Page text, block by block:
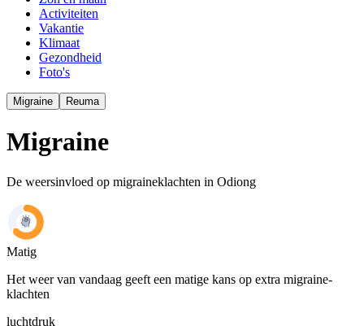
Activiteiten
Vakantie
Klimaat
Gezondheid
Foto's
Migraine Reuma
Migraine
De weersinvloed op migraineklachten in Odiong
Matig
Het weer van vandaag geeft een matige kans op extra migraine-
klachten
luchtdruk